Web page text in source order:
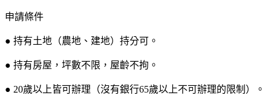
申請條件
● 持有土地（農地、建地）持分可。
● 持有房屋，坪數不限，屋齡不拘。
● 20歲以上皆可辦理（沒有銀行65歲以上不可辦理的限制）。